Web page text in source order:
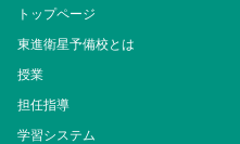
トップページ
東進衛星予備校とは
授業
担任指導
学習システム